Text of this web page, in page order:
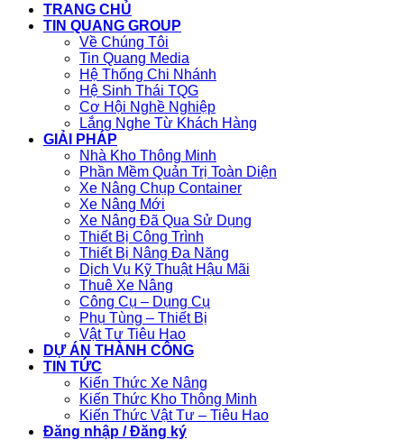
TRANG CHỦ
TIN QUANG GROUP
Về Chúng Tôi
Tin Quang Media
Hệ Thống Chi Nhánh
Hệ Sinh Thái TQG
Cơ Hội Nghề Nghiệp
Lắng Nghe Từ Khách Hàng
GIẢI PHÁP
Nhà Kho Thông Minh
Phần Mềm Quản Trị Toàn Diện
Xe Nâng Chụp Container
Xe Nâng Mới
Xe Nâng Đã Qua Sử Dụng
Thiết Bị Công Trình
Thiết Bị Nâng Đa Năng
Dịch Vụ Kỹ Thuật Hậu Mãi
Thuê Xe Nâng
Công Cụ – Dụng Cụ
Phụ Tùng – Thiết Bị
Vật Tư Tiêu Hao
DỰ ÁN THÀNH CÔNG
TIN TỨC
Kiến Thức Xe Nâng
Kiến Thức Kho Thông Minh
Kiến Thức Vật Tư – Tiêu Hao
Đăng nhập / Đăng ký